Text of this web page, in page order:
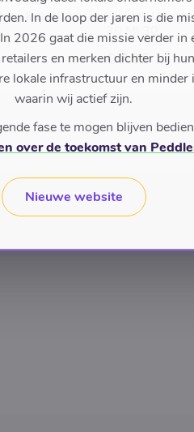
Edt 30 Ml
Eau My
30 Ml 30
€ 7,95
In de loop der jaren is die
2026 gaat die missie verder
en merken dichter bij
lokale infrastructuur en minder
waarin wij actief zijn.
fase te mogen blijven
over de toekomst van
Nieuwe website